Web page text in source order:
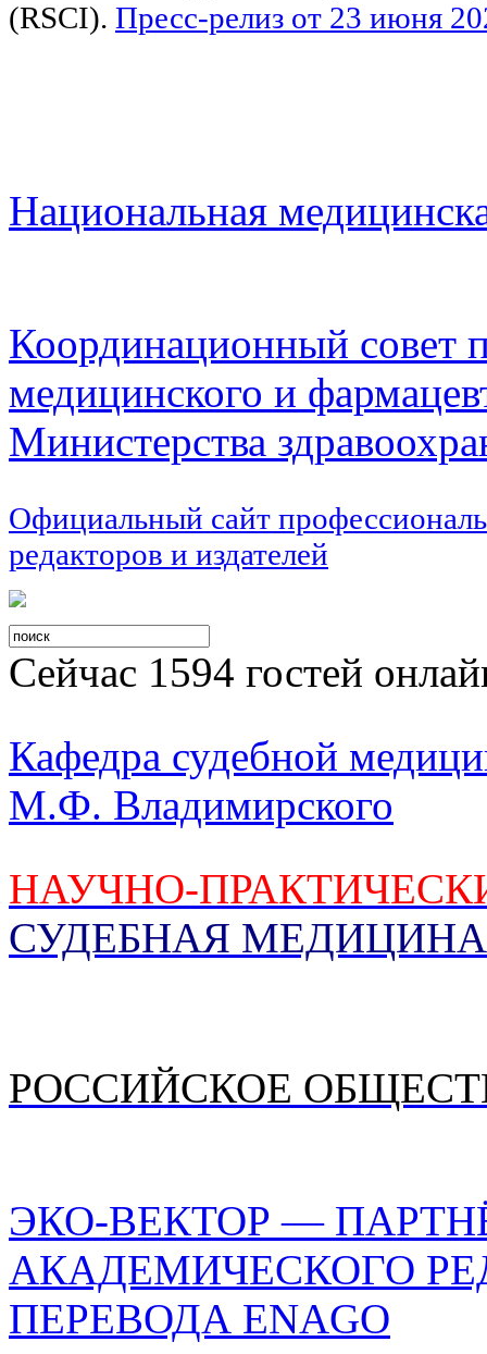
(RSCI). Пресс-релиз от 23 июня
Национальная
Координационный совет
медицинского и
Министерства
Официальный сайт
редакторов и издателей
Сейчас 1594 гостей
Кафедра судебной
М.Ф. Владимирского
НАУЧНО-
СУДЕБНАЯ МЕДИЦИНА
РОССИЙСКОЕ
ЭКО-ВЕКТОР —
АКАДЕМИЧЕСКОГО
ПЕРЕВОДА ENAGO